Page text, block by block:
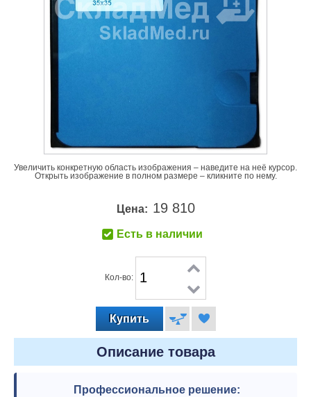
Увеличить конкретную область изображения – наведите на неё курсор.
Открыть изображение в полном размере – кликните по нему.
Цена: 19 810
Есть в наличии
Кол-во:
Описание товара
Профессиональное решение: